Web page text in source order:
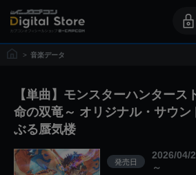
> 音楽データ
【単曲】モンスターハンター
命の双竜～ オリジナル・サウン
ぶる蜃気楼
発売日
2026/04/
～